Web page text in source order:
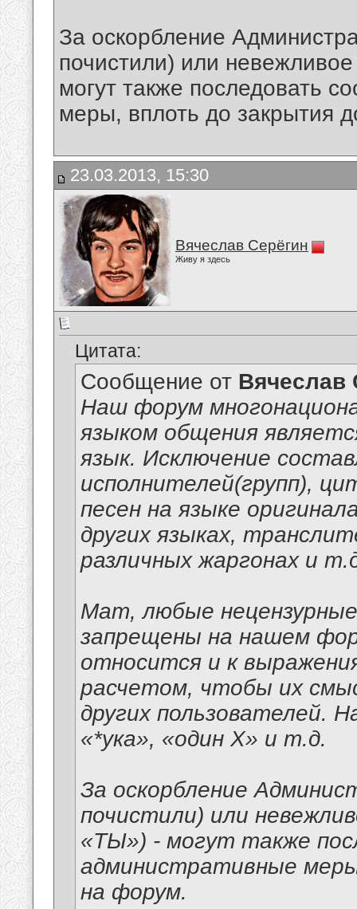
За оскорбление
почистили) или
могут также последовать
меры, вплоть до закрытия
23.03.2013, 15:30
Вячеслав Серёгин
Живу я здесь
Цитата:
Сообщение от Вячеслав
Наш форум
языком общения
язык. Исключение
исполнителей(групп),
песен на языке
других языках,
различных жаргонах и
Мат, любые
запрещены на нашем
относится и к
расчетом, чтобы их
других пользователей.
«*ука», «один Х» и т.д.
За оскорбление
почистили) или
«ТЫ») - могут также
административные
на форум.